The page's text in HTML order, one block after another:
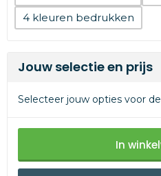
4
Jouw selectie en prijs
Selecteer jouw opties voor
In